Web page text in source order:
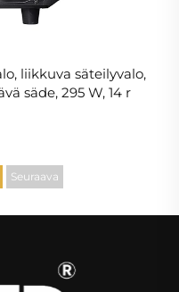
liikkuva säteilyvalo,
säde, 295 W, 14 r
Seuraava